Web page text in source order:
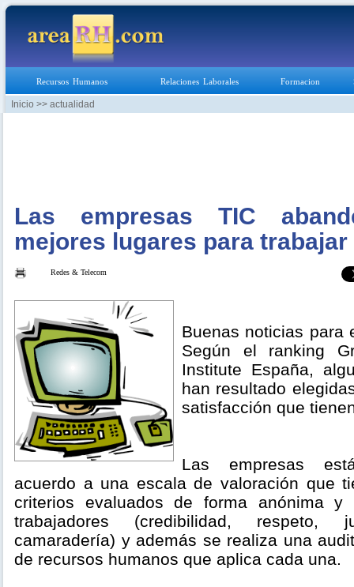
Recursos Humanos Relaciones Laborales Formacion
Inicio >> actualidad
Las empresas TIC
mejores lugares para trabajar
Redes & Telecom
Buenas noticias para
Según el ranking
Institute España,
han resultado
satisfacción que
Las empresas
acuerdo a una escala de valoración que
criterios evaluados de forma anónima y
trabajadores (credibilidad,
camaradería) y además se realiza una
de recursos humanos que aplica cada una.